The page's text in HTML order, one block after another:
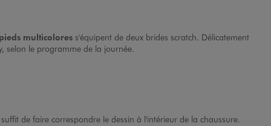
multicolores s'équipent de deux brides scratch. Délicatement
selon le programme de la journée.
de faire correspondre le dessin à l'intérieur de la chaussure.